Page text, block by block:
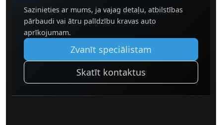
Sazinieties ar mums, ja vajag detaļu, atbilstības
pārbaudi vai ātru palīdzību kravas auto
aprīkojumam.
Zvanīt speciālistam
Skatīt kontaktus